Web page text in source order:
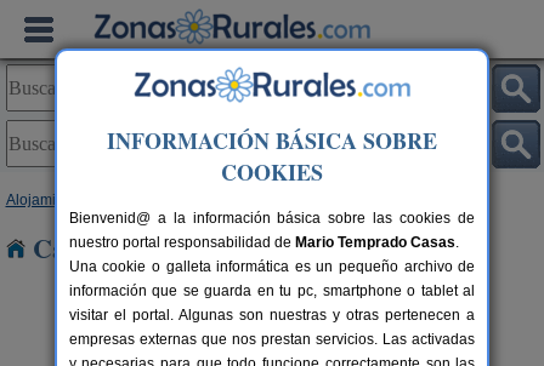
Alojamientos
Casas Rurales cerca de Olite
INFORMACIÓN BÁSICA SOBRE
COOKIES
Bienvenid@ a la información básica sobre las cookies de
nuestro portal responsabilidad de Mario Temprado Casas.
Una cookie o galleta informática es un pequeño archivo de
información que se guarda en tu pc, smartphone o tablet al
visitar el portal. Algunas son nuestras y otras pertenecen a
empresas externas que nos prestan servicios. Las activadas